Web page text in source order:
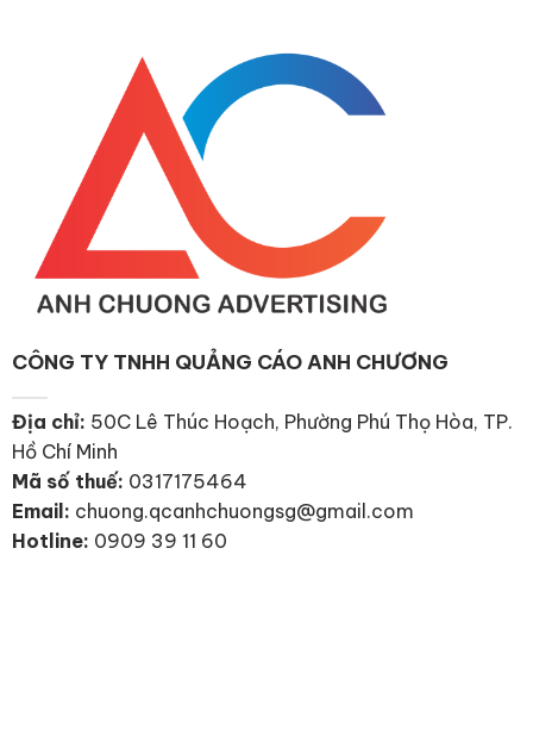
CÔNG TY TNHH QUẢNG CÁO ANH CHƯƠNG
Địa chỉ: 50C Lê Thúc Hoạch, Phường Phú Thọ Hòa, TP.
Hồ Chí Minh
Mã số thuế: 0317175464
Email: chuong.qcanhchuongsg@gmail.com
Hotline: 0909 39 11 60